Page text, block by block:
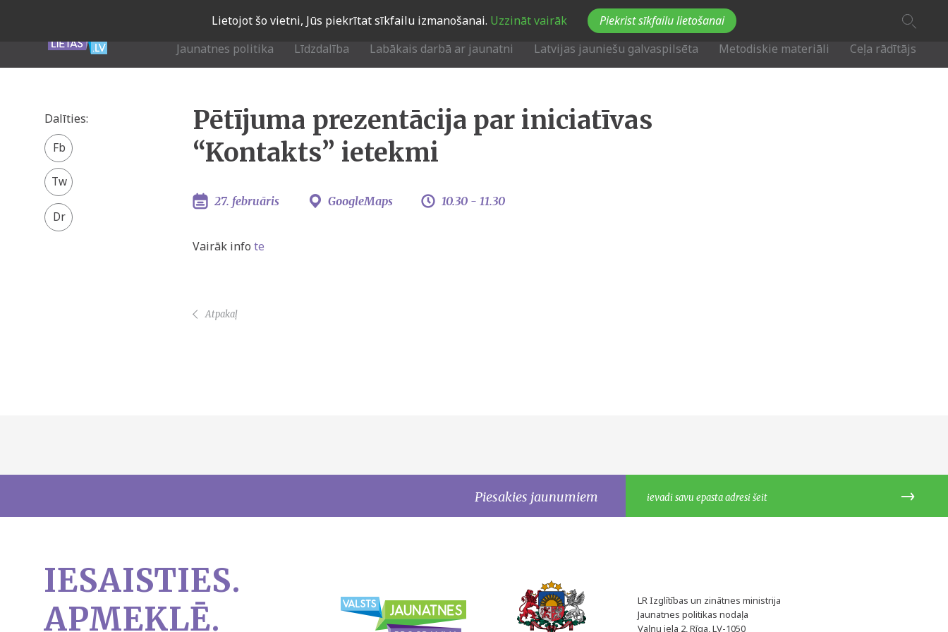
Lietojot šo vietni, Jūs piekrītat sīkfailu izmanošanai. Uzzināt vairāk Piekrist sīkfailu lietošanai
Jaunatnes politika Līdzdalība Labākais darbā ar jaunatni Latvijas jauniešu galvaspilsēta Metodiskie materiāli Ceļa rādītājs
Pētījuma prezentācija par iniciatīvas
“Kontakts” ietekmi
GoogleMaps
27. februāris 10.30 - 11.30
Vairāk info te
Dalīties:
Facebook
share
Twitter
Atpakaļ
Piesakies jaunumiem
IESAISTIES.
APMEKLĒ.
LR Izglītības un zinātnes ministrija
Jaunatnes politikas nodaļa
Vaļņu iela 2, Rīga, LV-1050